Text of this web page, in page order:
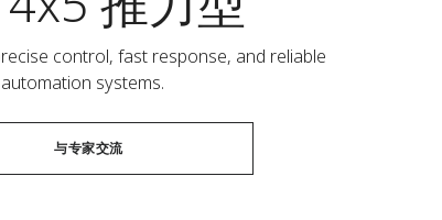
control, fast response, and reliable
systems.
与专家交流